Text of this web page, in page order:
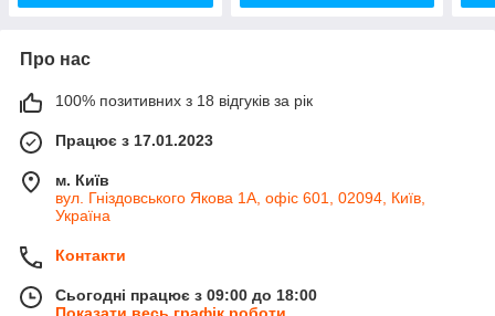
Про нас
100% позитивних з 18 відгуків за рік
Працює з 17.01.2023
м. Київ
вул. Гніздовського Якова 1А, офіс 601, 02094, Київ,
Україна
Контакти
Сьогодні працює з 09:00 до 18:00